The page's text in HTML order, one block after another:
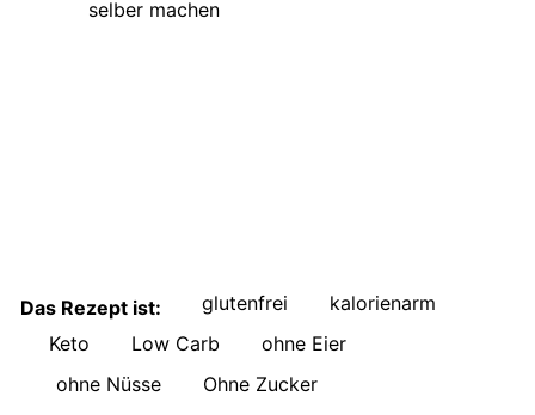
Das Rezept ist: glutenfrei
kalorienarm
Keto
Low Carb
ohne Eier
ohne Nüsse
Ohne Zucker